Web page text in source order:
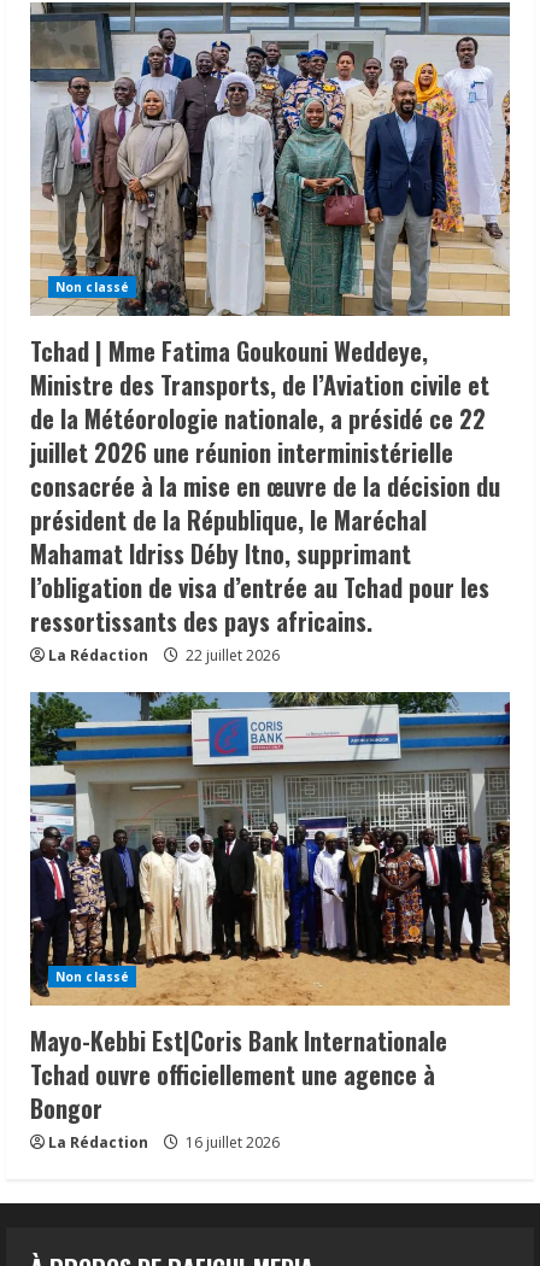
Non classé
Tchad | Mme Fatima Goukouni Weddeye,
Ministre des Transports, de l’Aviation civile et
de la Météorologie nationale, a présidé ce 22
juillet 2026 une réunion interministérielle
consacrée à la mise en œuvre de la décision du
président de la République, le Maréchal
Mahamat Idriss Déby Itno, supprimant
l’obligation de visa d’entrée au Tchad pour les
ressortissants des pays africains.
La Rédaction 22 juillet 2026
Non classé
Mayo-Kebbi Est|Coris Bank Internationale
Tchad ouvre officiellement une agence à
Bongor
La Rédaction 16 juillet 2026